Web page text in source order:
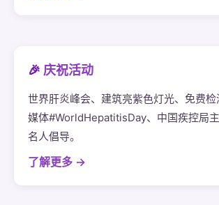
🎉 庆祝活动
世界肝炎峰会、建筑亮紫色灯光、免费
媒体#WorldHepatitisDay、中国疾控局主
名人倡导。
了解更多 →